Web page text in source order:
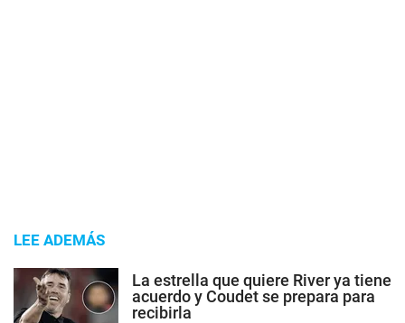
LEE ADEMÁS
La estrella que quiere River ya tiene
acuerdo y Coudet se prepara para
recibirla